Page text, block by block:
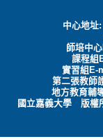
中心地址
師培中
課程組
實習組
第二張教師
地方教育輔
國立嘉義大學 版